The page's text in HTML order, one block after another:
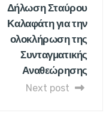
Δήλωση Σταύρου
Καλαφάτη για την
ολοκλήρωση της
Συνταγματικής
Αναθεώρησης
Next post